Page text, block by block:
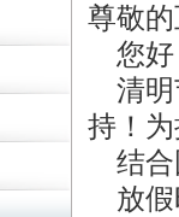
尊敬
您好
清明
持！
结合
放假